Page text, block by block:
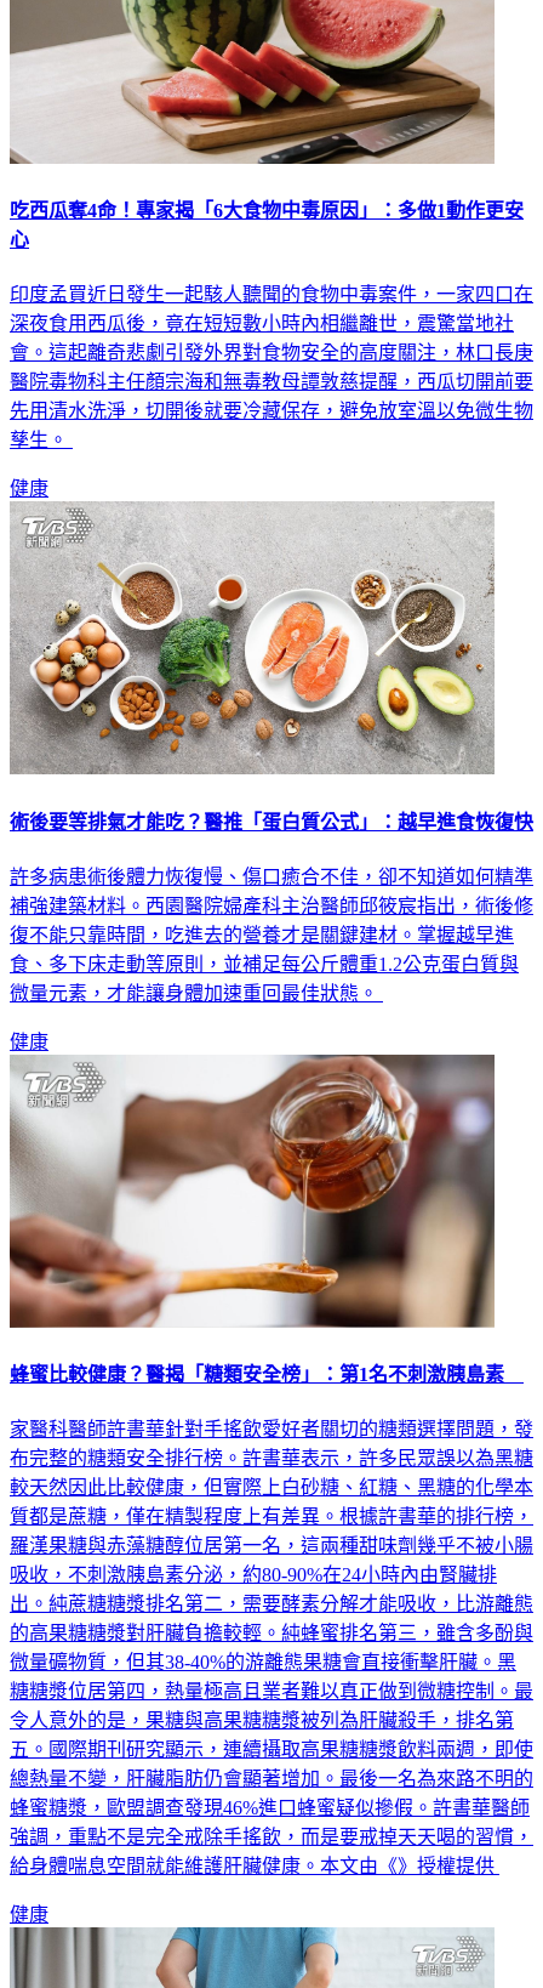
吃西瓜奪4命！專家揭「6大食物中毒原因」：多做1動作更安
印度孟買近日發生一起駭人聽聞的食物中毒案件，一家四口在
深夜食用西瓜後，竟在短短數小時內相繼離世，震驚當地社
會。這起離奇悲劇引發外界對食物安全的高度關注，林口長庚
醫院毒物科主任顏宗海和無毒教母譚敦慈提醒，西瓜切開前要
先用清水洗淨，切開後就要冷藏保存，避免放室溫以免微生物
健康
許多病患術後體力恢復慢、傷口癒合不佳，卻不知道如何精準
補強建築材料。西園醫院婦產科主治醫師邱筱宸指出，術後修
復不能只靠時間，吃進去的營養才是關鍵建材。掌握越早進
食、多下床走動等原則，並補足每公斤體重1.2公克蛋白質與
健康
家醫科醫師許書華針對手搖飲愛好者關切的糖類選擇問題，發
布完整的糖類安全排行榜。許書華表示，許多民眾誤以為黑糖
較天然因此比較健康，但實際上白砂糖、紅糖、黑糖的化學本
質都是蔗糖，僅在精製程度上有差異。根據許書華的排行榜，
羅漢果糖與赤藻糖醇位居第一名，這兩種甜味劑幾乎不被小腸
吸收，不刺激胰島素分泌，約80-90%在24小時內由腎臟排
出。純蔗糖糖漿排名第二，需要酵素分解才能吸收，比游離態
的高果糖糖漿對肝臟負擔較輕。純蜂蜜排名第三，雖含多酚與
微量礦物質，但其38-40%的游離態果糖會直接衝擊肝臟。黑
糖糖漿位居第四，熱量極高且業者難以真正做到微糖控制。最
令人意外的是，果糖與高果糖糖漿被列為肝臟殺手，排名第
五。國際期刊研究顯示，連續攝取高果糖糖漿飲料兩週，即使
總熱量不變，肝臟脂肪仍會顯著增加。最後一名為來路不明的
蜂蜜糖漿，歐盟調查發現46%進口蜂蜜疑似摻假。許書華醫師
強調，重點不是完全戒除手搖飲，而是要戒掉天天喝的習慣，